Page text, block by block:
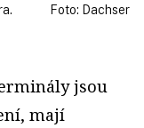
Foto: Dachser
jsou
mají